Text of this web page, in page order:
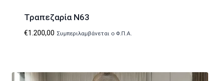
Τραπεζαρία N63
€1.200,00 Συμπεριλαμβάνεται ο Φ.Π.Α.